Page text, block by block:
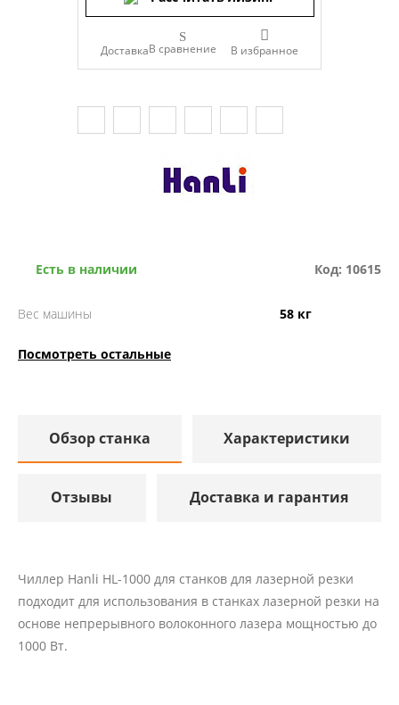
Есть в наличии Код: 10615
Вес машины 58 кг
Посмотреть остальные
ДоставкаВ сравнение
Обзор станка Характеристики
Отзывы Доставка и гарантия
Чиллер Hanli HL-1000 для станков для лазерной резки
подходит для использования в станках лазерной резки на
основе непрерывного волоконного лазера мощностью до
1000 Вт.